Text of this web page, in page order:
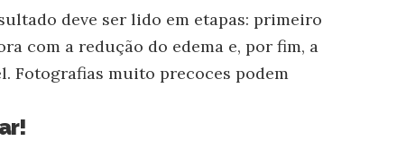
deve ser lido em etapas: primeiro
com a redução do edema e, por fim, a
Fotografias muito precoces podem